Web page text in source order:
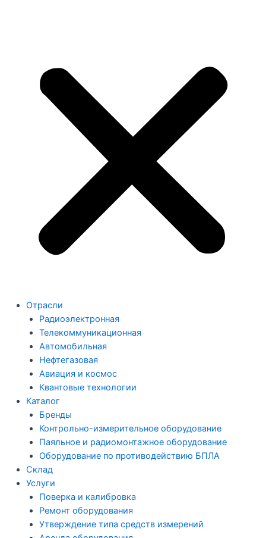
Отрасли
Радиоэлектронная
Телекоммуникационная
Автомобильная
Нефтегазовая
Авиация и космос
Квантовые технологии
Каталог
Бренды
Контрольно-измерительное оборудование
Паяльное и радиомонтажное оборудование
Оборудование по противодействию БПЛА
Склад
Услуги
Поверка и калибровка
Ремонт оборудования
Утверждение типа средств измерений